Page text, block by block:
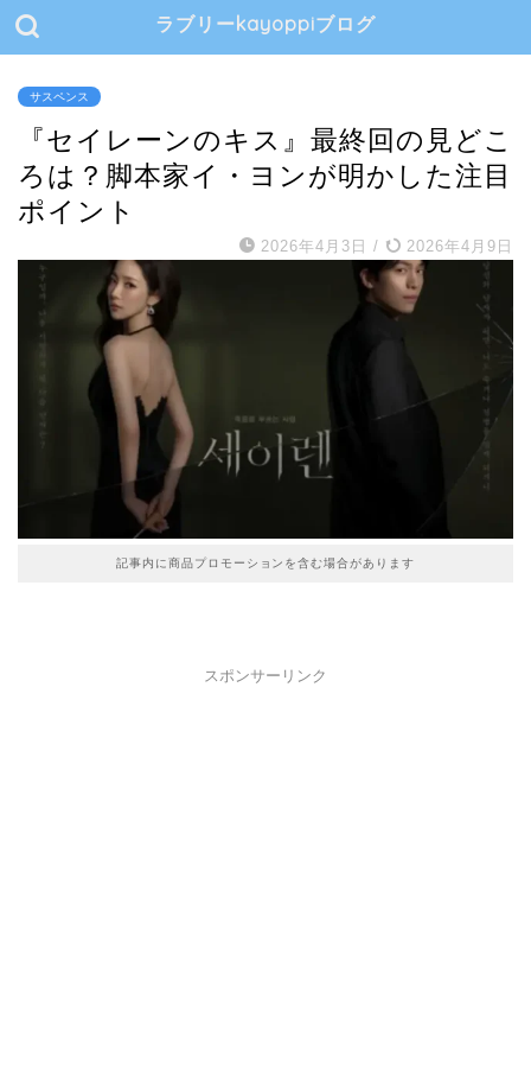
ラブリーkayoppiブログ
サスペンス
『セイレーンのキス』最終回の見どこ
ろは？脚本家イ・ヨンが明かした注目
ポイント
2026年4月3日 / 2026年4月9日
記事内に商品プロモーションを含む場合があります
スポンサーリンク